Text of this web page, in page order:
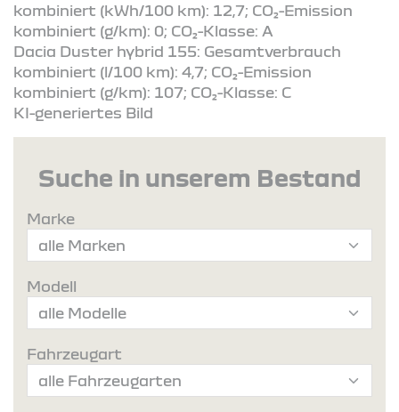
kombiniert (kWh/100 km): 12,7; CO₂-Emission
kombiniert (g/km): 0; CO₂-Klasse: A
Dacia Duster hybrid 155: Gesamtverbrauch
kombiniert (l/100 km): 4,7; CO₂-Emission
kombiniert (g/km): 107; CO₂-Klasse: C
KI-generiertes Bild
Suche in unserem Bestand
Marke
Modell
Fahrzeugart